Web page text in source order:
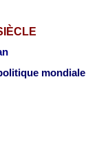
mondiale